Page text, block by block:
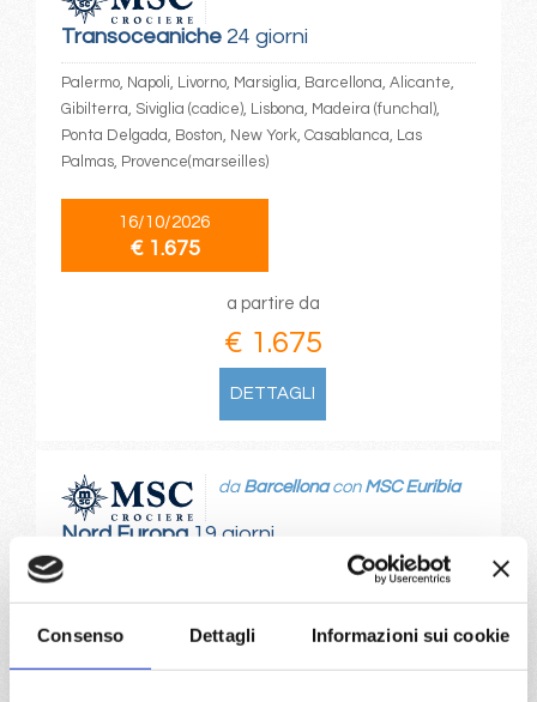
Consenso Dettagli Informazioni sui cookie
Transoceaniche24 giorni
Palermo, Napoli, Livorno, Marsiglia, Barcellona, Alicante,
Gibilterra, Siviglia (cadice), Lisbona, Madeira (funchal),
Ponta Delgada, Boston, New York, Casablanca, Las
Palmas, Provence(marseilles)
16/10/2026
€ 1.675
a partire da
€ 1.675
DETTAGLI
Nord Europa19 giorni
da Barcellonacon MSC Euribia
Barcellona, Alicante, Gibilterra, Siviglia (cadice), La
Coruna, Bilbao, La rochelle, Kiel canal, Copenhagen,
Hellesylt, Alesund, Flam, Kiel canal, Copenhagen